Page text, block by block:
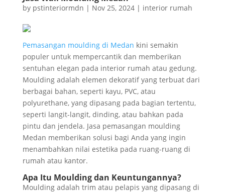
by pstinteriormdn | Nov 25, 2024| interior rumah
Pemasangan moulding di Medan kini semakin
populer untuk mempercantik dan memberikan
sentuhan elegan pada interior rumah atau gedung.
Moulding adalah elemen dekoratif yang terbuat dari
berbagai bahan, seperti kayu, PVC, atau
polyurethane, yang dipasang pada bagian tertentu,
seperti langit-langit, dinding, atau bahkan pada
pintu dan jendela. Jasa pemasangan moulding
Medan memberikan solusi bagi Anda yang ingin
menambahkan nilai estetika pada ruang-ruang di
rumah atau kantor.
Apa Itu Moulding dan Keuntungannya?
Moulding adalah trim atau pelapis yang dipasang di